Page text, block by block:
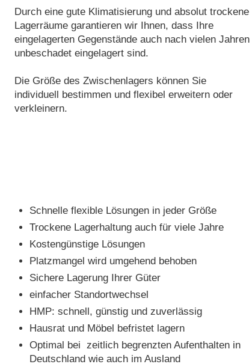
Durch eine gute Klimatisierung und absolut trockene
Lagerräume garantieren wir Ihnen, dass Ihre
eingelagerten Gegenstände auch nach vielen Jahren
unbeschadet eingelagert sind.
Die Größe des Zwischenlagers können Sie
individuell bestimmen und flexibel erweitern oder
verkleinern.
Schnelle flexible Lösungen in jeder Größe
Trockene Lagerhaltung auch für viele Jahre
Kostengünstige Lösungen
Platzmangel wird umgehend behoben
Sichere Lagerung Ihrer Güter
einfacher Standortwechsel
HMP: schnell, günstig und zuverlässig
Hausrat und Möbel befristet lagern
Optimal bei zeitlich begrenzten Aufenthalten in
Deutschland wie auch im Ausland